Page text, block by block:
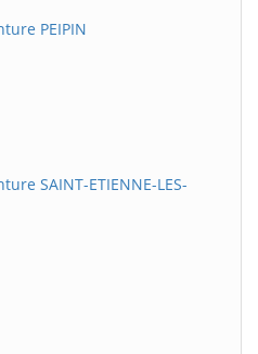
PEIPIN
SAINT-ETIENNE-LES-